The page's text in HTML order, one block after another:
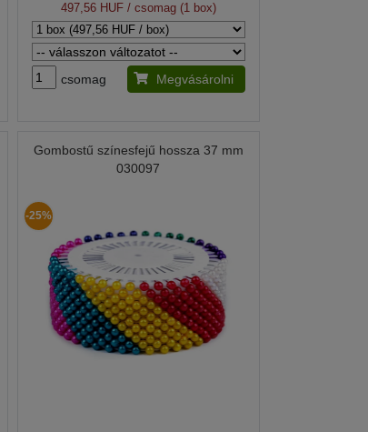
497,56 HUF/ csomag (1 box)
csomag Megvásárolni
Gombostű színesfejű hossza 37 mm
030097
-25%